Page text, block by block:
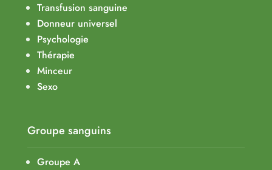
Transfusion sanguine
Donneur universel
Psychologie
Thérapie
Minceur
Sexo
Groupe sanguins
Groupe A